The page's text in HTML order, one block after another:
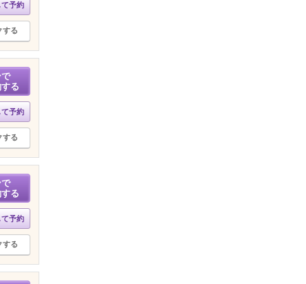
予約
する
る
予約
する
る
予約
する